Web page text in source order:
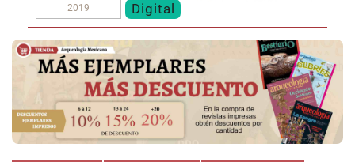
2019
Digital